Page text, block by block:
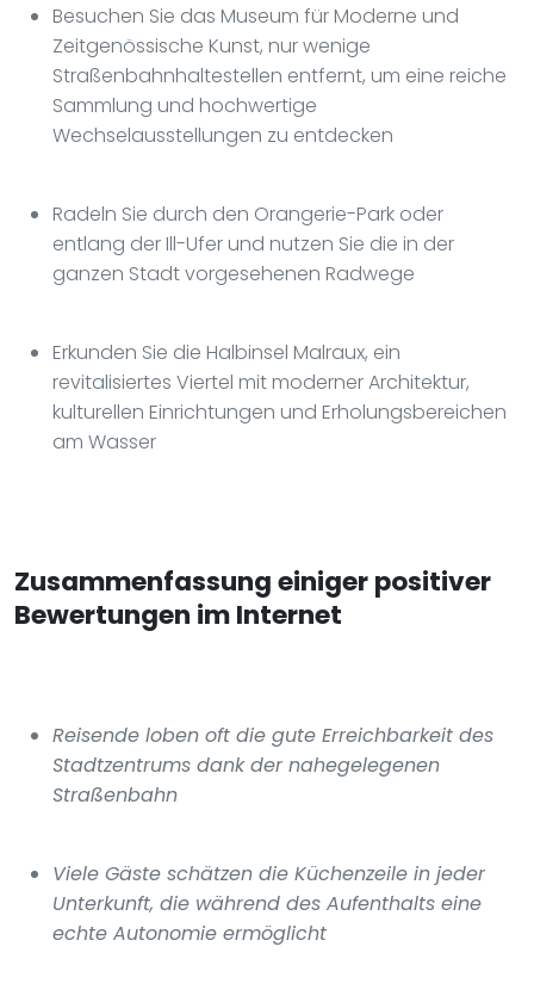
Besuchen Sie das Museum für Moderne und
Zeitgenössische Kunst, nur wenige
Straßenbahnhaltestellen entfernt, um eine reiche
Sammlung und hochwertige
Wechselausstellungen zu entdecken
Radeln Sie durch den Orangerie-Park oder
entlang der Ill-Ufer und nutzen Sie die in der
ganzen Stadt vorgesehenen Radwege
Erkunden Sie die Halbinsel Malraux, ein
revitalisiertes Viertel mit moderner Architektur,
kulturellen Einrichtungen und Erholungsbereichen
am Wasser
Zusammenfassung einiger positiver
Bewertungen im Internet
Reisende loben oft die gute Erreichbarkeit des
Stadtzentrums dank der nahegelegenen
Straßenbahn
Viele Gäste schätzen die Küchenzeile in jeder
Unterkunft, die während des Aufenthalts eine
echte Autonomie ermöglicht